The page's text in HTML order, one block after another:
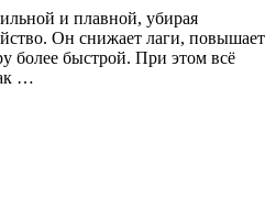
и плавной, убирая
Он снижает лаги, повышает
более быстрой. При этом всё
…